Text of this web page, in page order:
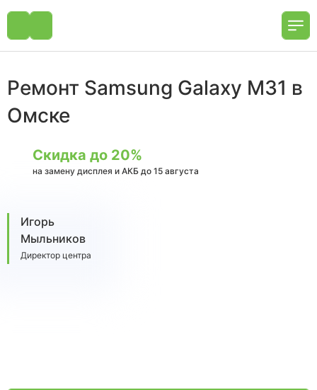
Ремонт Samsung Galaxy M31 в
Омске
Скидка до 20%
на замену дисплея и АКБ до 15 августа
Игорь
Мыльников
Директор центра